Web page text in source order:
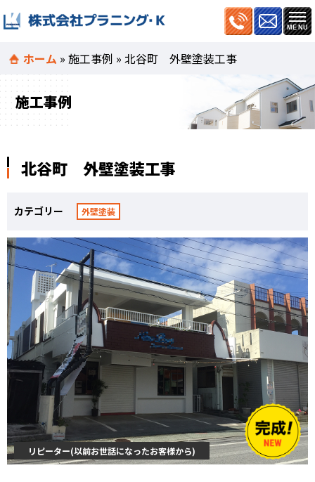
ホーム »施工事例 »北谷町 外壁塗装工事
施工事例
北谷町 外壁塗装工事
カテゴリー 外壁塗装
リピーター(以前お世話になったお客様から)